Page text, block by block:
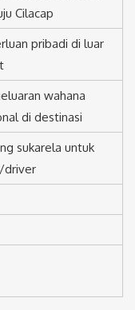
Cilacap
pribadi di luar
wahana
di destinasi
sukarela untuk
driver